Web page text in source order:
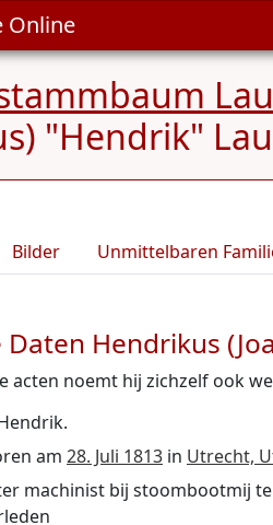
Online
"Hendrik"
Bilder Unmittelbaren
Daten Hendrikus
acten noemt hij zichzelf ook
am 28. Juli 1813 in Utrecht,
machinist bij stoombootmij